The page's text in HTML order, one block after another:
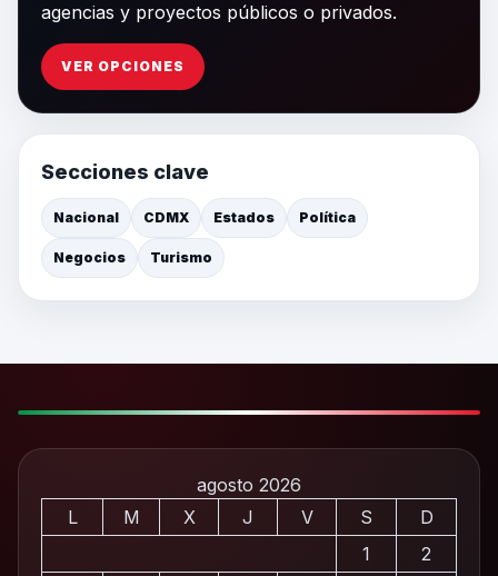
agencias y proyectos públicos o privados.
VER OPCIONES
Secciones clave
Nacional CDMX Estados Política
Negocios Turismo
agosto 2026
L
M X J V S
D
1
2